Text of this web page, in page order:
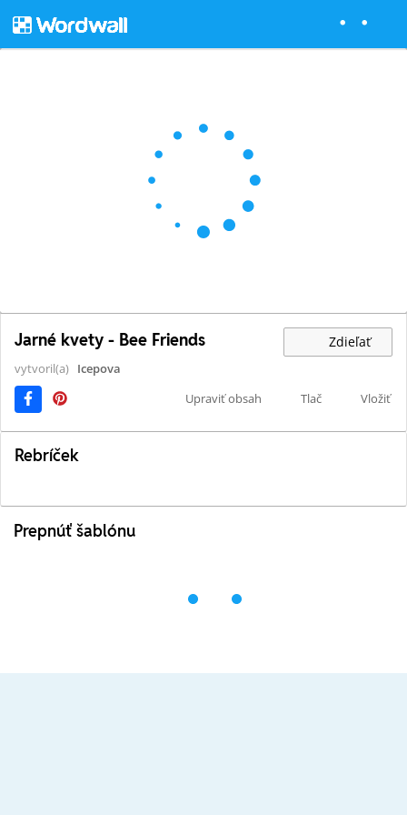
Jarné kvety - Bee Friends Zdieľať
vytvoril(a) Icepova
Upraviť obsah
Tlač Vložiť
Rebríček
Prepnúť šablónu